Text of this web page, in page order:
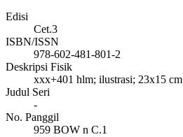
Edisi
Cet.3
ISBN/ISSN
978-602-481-801-2
Deskripsi Fisik
xxx+401 hlm; ilustrasi; 23x15 cm
Judul Seri
-
No. Panggil
959 BOW n C.1